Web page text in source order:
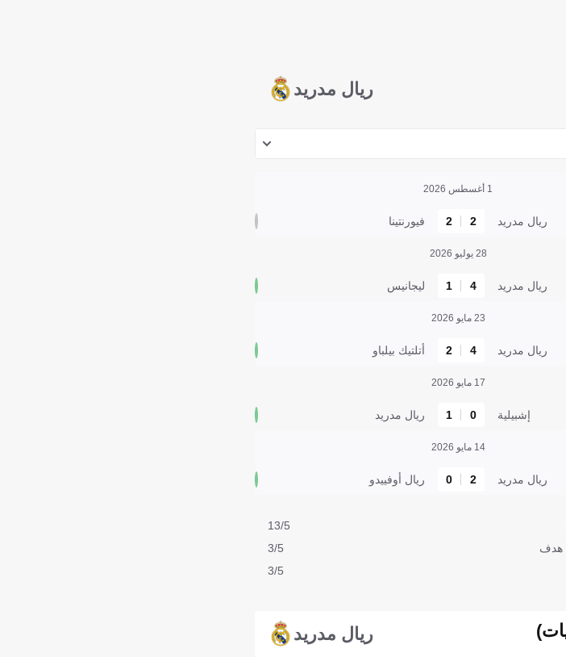
ريال مدريد
1 أغسطس 2026
ريال مدريد 2
2 فيورنتينا
28 يوليو 2026
ريال مدريد 4
1 ليجانيس
23 مايو 2026
ريال مدريد 4
2 أتلتيك بيلباو
17 مايو 2026
إشبيلية 0
1 ريال مدريد
14 مايو 2026
ريال مدريد 2
0 ريال أوفييدو
13/5
3/5
3/5
ريال مدريد